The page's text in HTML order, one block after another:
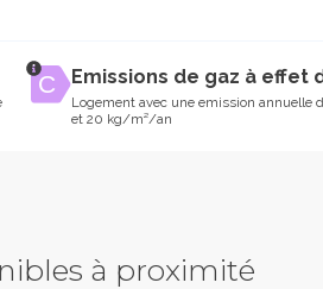
Emissions de gaz à effet
Logement avec une emission annuelle
et 20 kg/m²/an
à proximité